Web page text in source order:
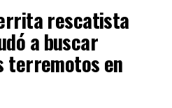
rescatista
a buscar
terremotos en